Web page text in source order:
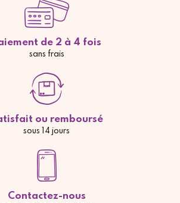
de 2 à 4 fois
sans frais
ou remboursé
sous 14 jours
Contactez-nous